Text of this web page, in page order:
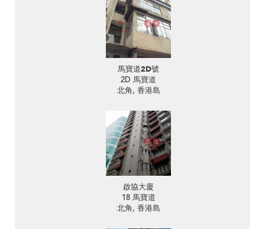
馬寶道2D號
2D 馬寶道
北角, 香港島
啟協大廈
18 馬寶道
北角, 香港島